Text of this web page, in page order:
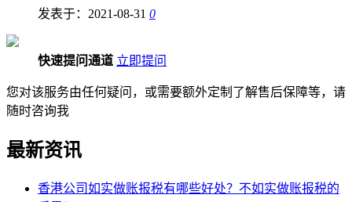
发表于：2021-08-31 0
快速提问通道 立即提问
您对该服务由任何疑问，或需要额外定制了解售后保障等，请
随时咨询我
最新资讯
香港公司如实做账报税有哪些好处？不如实做账报税的